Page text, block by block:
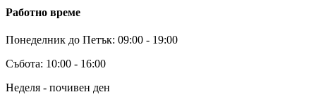
Работно време
Понеделник до Петък: 09:00 - 19:00
Събота: 10:00 - 16:00
Неделя - почивен ден